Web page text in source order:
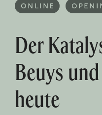
ONLINE
Der
Beuys
heute